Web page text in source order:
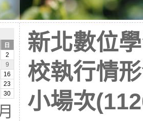
日
2
9
16
23
30
新北數位
校執行情
小場次